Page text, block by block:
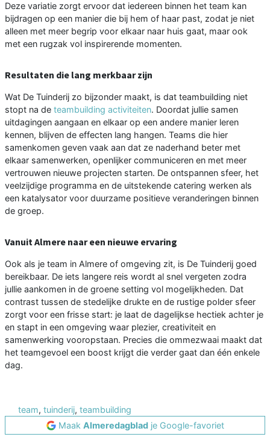
Deze variatie zorgt ervoor dat iedereen binnen het team kan
bijdragen op een manier die bij hem of haar past, zodat je niet
alleen met meer begrip voor elkaar naar huis gaat, maar ook
met een rugzak vol inspirerende momenten.
Resultaten die lang merkbaar zijn
Wat De Tuinderij zo bijzonder maakt, is dat teambuilding niet
stopt na de teambuilding activiteiten. Doordat jullie samen
uitdagingen aangaan en elkaar op een andere manier leren
kennen, blijven de effecten lang hangen. Teams die hier
samenkomen geven vaak aan dat ze naderhand beter met
elkaar samenwerken, openlijker communiceren en met meer
vertrouwen nieuwe projecten starten. De ontspannen sfeer, het
veelzijdige programma en de uitstekende catering werken als
een katalysator voor duurzame positieve veranderingen binnen
de groep.
Vanuit Almere naar een nieuwe ervaring
Ook als je team in Almere of omgeving zit, is De Tuinderij goed
bereikbaar. De iets langere reis wordt al snel vergeten zodra
jullie aankomen in de groene setting vol mogelijkheden. Dat
contrast tussen de stedelijke drukte en de rustige polder sfeer
zorgt voor een frisse start: je laat de dagelijkse hectiek achter je
en stapt in een omgeving waar plezier, creativiteit en
samenwerking vooropstaan. Precies die ommezwaai maakt dat
het teamgevoel een boost krijgt die verder gaat dan één enkele
dag.
team, tuinderij, teambuilding
Maak Almeredagbladje Google-favoriet